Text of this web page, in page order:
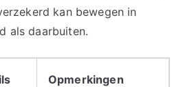
kan bewegen in
als daarbuiten.
Opmerkingen